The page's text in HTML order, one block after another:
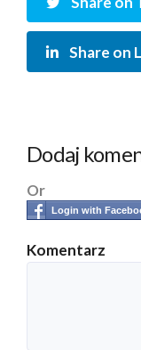
Share on
Dodaj
Or
Login with
Komentarz